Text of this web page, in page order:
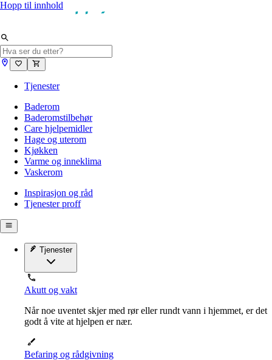
Hopp til innhold
Tjenester
Baderom
Baderomstilbehør
Care hjelpemidler
Hage og uterom
Kjøkken
Varme og inneklima
Vaskerom
Inspirasjon og råd
Tjenester proff
Tjenester
Akutt og vakt
Når noe uventet skjer med rør eller rundt vann i hjemmet, er det
godt å vite at hjelpen er nær.
Befaring og rådgivning